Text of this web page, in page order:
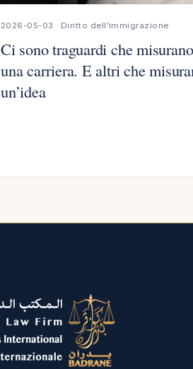
2026-05-03 · Diritto dell'immigrazione
Ci sono traguardi che misurano
una carriera. E altri che
un’idea